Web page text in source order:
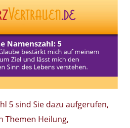
5 sind Sie dazu aufgerufen,
Themen Heilung,